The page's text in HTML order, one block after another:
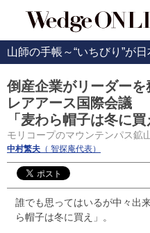
山師の手帳～“いちびり”が
倒産企業がリーダーを
レアアース国際会議
「麦わら帽子は冬に買
モリコープのマウンテンパス鉱
中村繁夫 （ 智探庵代表）
誰でも思ってはいるが中々出
ら帽子は冬に買え」。